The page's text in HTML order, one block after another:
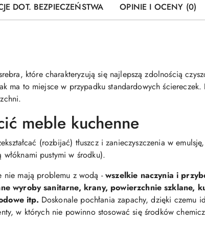
DOT. BEZPIECZEŃSTWA OPINIE I OCENY (0)
które charakteryzują się najlepszą zdolnością
ma to miejsce w przypadku standardowych ściereczek.
meble kuchenne
(rozbijać) tłuszcz i zanieczyszczenia w
pustymi w środku).
nie mają problemu z wodą - wszelkie naczynia i
wyroby sanitarne, krany, powierzchnie szklane,
itp. Doskonale pochłania zapachy, dzięki czemu
w których nie powinno stosować się środków